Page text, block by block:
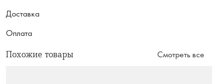
Доставка
Оплата
Похожие товары Смотреть все